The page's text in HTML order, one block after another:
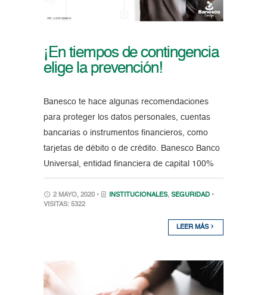
¡En tiempos de contingencia
elige la prevención!
Banesco te hace algunas recomendaciones
para proteger los datos personales, cuentas
bancarias o instrumentos financieros, como
tarjetas de débito o de crédito. Banesco Banco
Universal, entidad financiera de capital 100%
2 MAYO, 2020 • INSTITUCIONALES, SEGURIDAD •
VISITAS: 5322
LEER MÁS